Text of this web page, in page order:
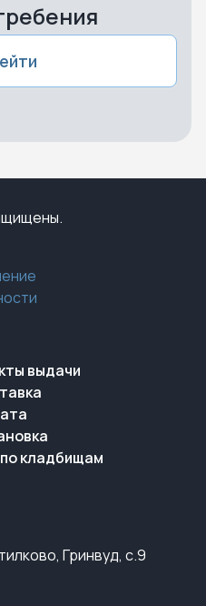
выдачи
кладбищам
Гринвуд, с.9